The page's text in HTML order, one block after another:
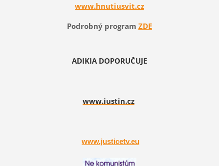
www.hnutiusvit.cz
Podrobný program ZDE
ADIKIA DOPORUČUJE
www.iustin.cz
www.justicetv.eu